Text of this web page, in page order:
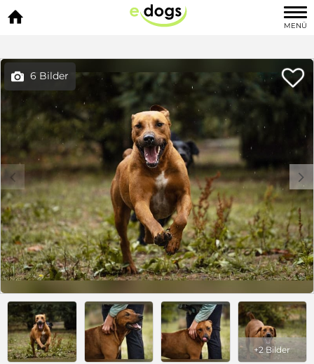

MENÜ
 6 Bilder 
c d
+2 Bilder